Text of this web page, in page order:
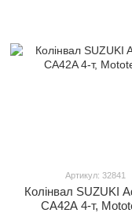
Артикул: 32841
Колінвал SUZUKI
CA42A 4-т,